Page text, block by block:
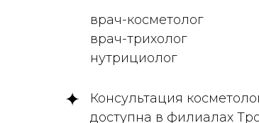
врач-косметолог
врач-трихолог
нутрициолог
Консультация
доступна в филиалах